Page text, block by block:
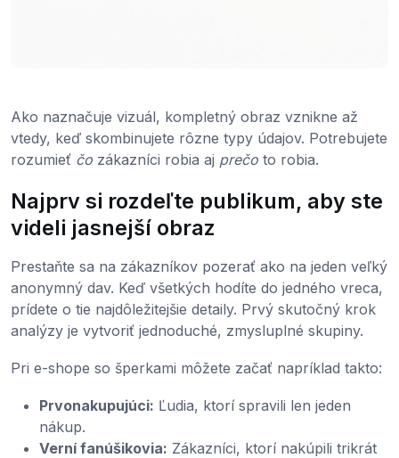
Ako naznačuje vizuál, kompletný obraz vznikne až
vtedy, keď skombinujete rôzne typy údajov. Potrebujete
rozumieť čo zákazníci robia aj prečo to robia.
Najprv si rozdeľte publikum, aby ste
videli jasnejší obraz
Prestaňte sa na zákazníkov pozerať ako na jeden veľký
anonymný dav. Keď všetkých hodíte do jedného vreca,
prídete o tie najdôležitejšie detaily. Prvý skutočný krok
analýzy je vytvoriť jednoduché, zmysluplné skupiny.
Pri e-shope so šperkami môžete začať napríklad takto:
Prvonakupujúci: Ľudia, ktorí spravili len jeden
nákup.
Verní fanúšikovia: Zákazníci, ktorí nakúpili trikrát